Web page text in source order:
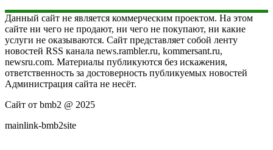
Данный сайт не является коммерческим проектом. На этом
сайте ни чего не продают, ни чего не покупают, ни какие
услуги не оказываются. Сайт представляет собой ленту
новостей RSS канала news.rambler.ru, kommersant.ru,
newsru.com. Материалы публикуются без искажения,
ответственность за достоверность публикуемых новостей
Администрация сайта не несёт.
Сайт от bmb2 @ 2025
mainlink-bmb2site